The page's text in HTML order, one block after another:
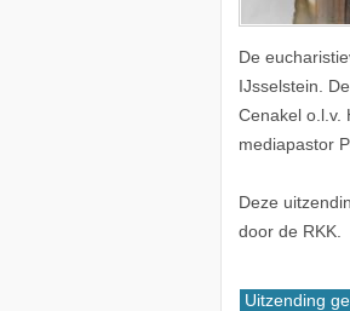
De
IJsselstein.
Cenakel o.l.v.
mediapastor
Deze
door de RKK.
Uitzending